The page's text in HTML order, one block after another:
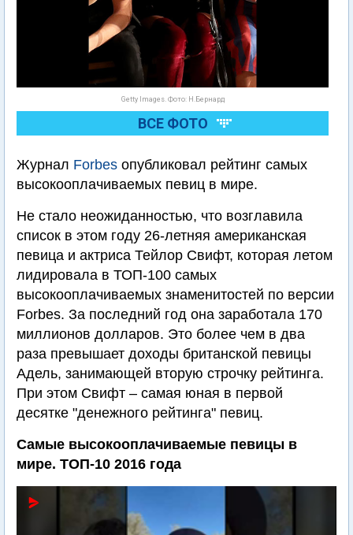
Getty Images. Фото: Н.Бернард
ВСЕ ФОТО
Журнал Forbes опубликовал рейтинг самых
высокооплачиваемых певиц в мире.
Не стало неожиданностью, что возглавила
список в этом году 26-летняя американская
певица и актриса Тейлор Свифт, которая летом
лидировала в ТОП-100 самых
высокооплачиваемых знаменитостей по версии
Forbes. За последний год она заработала 170
миллионов долларов. Это более чем в два
раза превышает доходы британской певицы
Адель, занимающей вторую строчку рейтинга.
При этом Свифт – самая юная в первой
десятке "денежного рейтинга" певиц.
Самые высокооплачиваемые певицы в
мире. ТОП-10 2016 года